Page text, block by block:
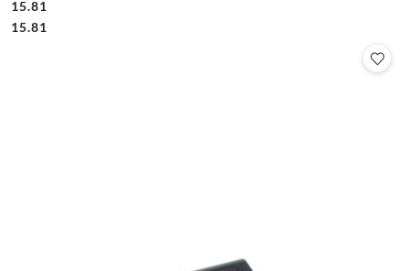
Cena:
15.81
Cena:
15.81